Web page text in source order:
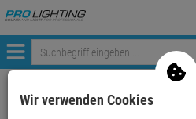
Menü
Mein Konto
Wir verwenden Cookies